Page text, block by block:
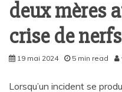
deux mères
crise de nerfs
19 mai 2024 5 min read
Lorsqu’un incident se